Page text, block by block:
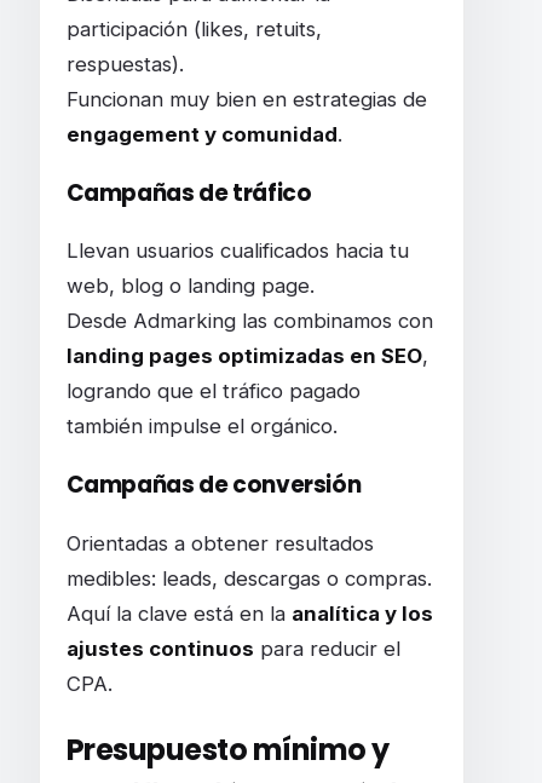
participación (likes, retuits,
respuestas).
Funcionan muy bien en estrategias de
engagement y comunidad.
Campañas de tráfico
Llevan usuarios cualificados hacia tu
web, blog o landing page.
Desde Admarking las combinamos con
landing pages optimizadas en SEO,
logrando que el tráfico pagado
también impulse el orgánico.
Campañas de conversión
Orientadas a obtener resultados
medibles: leads, descargas o compras.
Aquí la clave está en la analítica y los
ajustes continuos para reducir el
CPA.
Presupuesto mínimo y